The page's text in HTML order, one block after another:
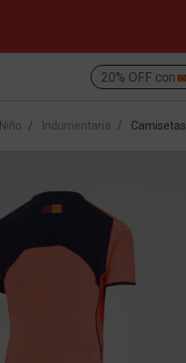
20% OFF con
Niño Indumentaria Camisetas